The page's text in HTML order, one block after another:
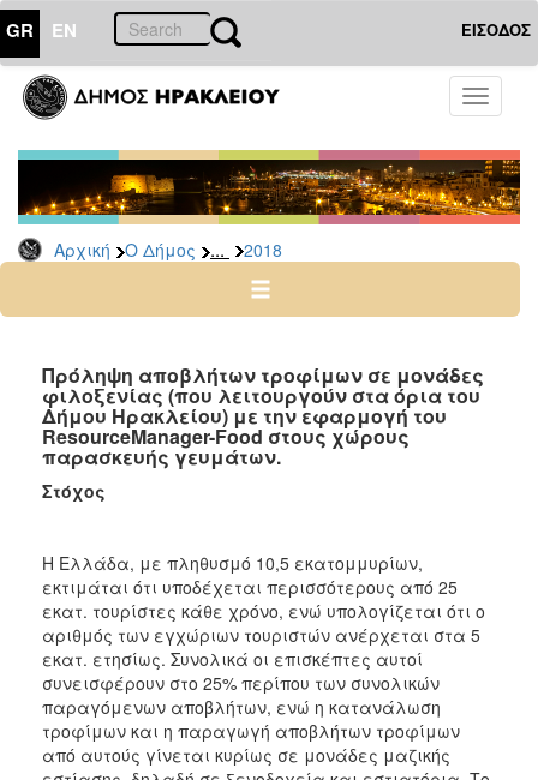
GR EN ΕΙΣΟΔΟΣ
Toggle
Αρχική Ο Δήμος ... 2018
ΔΗΜΟΣ
Δελτία
Τύπου
Αρχείο
2026
2024
2022
2021
2020
2019
2017
2016
2015
2013
2012
2011
Πρόληψη αποβλήτων τροφίμων σε μονάδες
φιλοξενίας (που λειτουργούν στα όρια του
Δήμου Ηρακλείου) με την εφαρμογή του
ResourceManager-Food στους χώρους
παρασκευής γευμάτων.
Στόχος
Η Ελλάδα, με πληθυσμό 10,5 εκατομμυρίων,
εκτιμάται ότι υποδέχεται περισσότερους από 25
εκατ. τουρίστες κάθε χρόνο, ενώ υπολογίζεται ότι ο
αριθμός των εγχώριων τουριστών ανέρχεται στα 5
εκατ. ετησίως. Συνολικά οι επισκέπτες αυτοί
συνεισφέρουν στο 25% περίπου των συνολικών
παραγόμενων αποβλήτων, ενώ η κατανάλωση
τροφίμων και η παραγωγή αποβλήτων τροφίμων
από αυτούς γίνεται κυρίως σε μονάδες μαζικής